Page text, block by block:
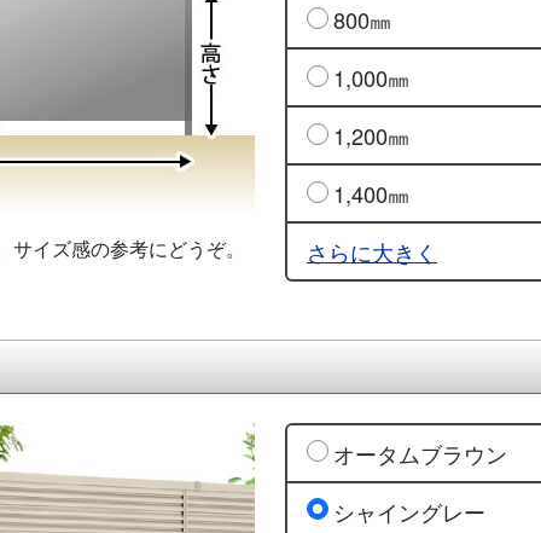
イズ感の参考にどうぞ。
800㎜
1,000㎜
1,200㎜
1,400㎜
さらに大きく
オータムブラウン
シャイングレー